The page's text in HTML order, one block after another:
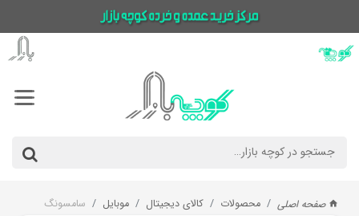
صفحه اصلی محصولات کالای دیجیتال موبایل سامسونگ